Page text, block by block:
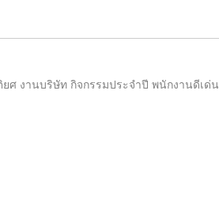
ศ งานบริษัท กิจกรรมประจำปี พนักงานดีเด่น